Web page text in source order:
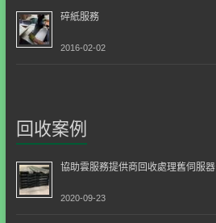
碎紙服務
2016-02-02
回收案例
協助雲服務提供商回收處理舊伺服器
2020-09-23